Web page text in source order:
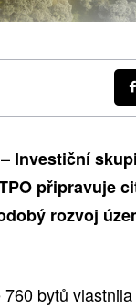
Investiční
připravuje
rozvoj
bytů